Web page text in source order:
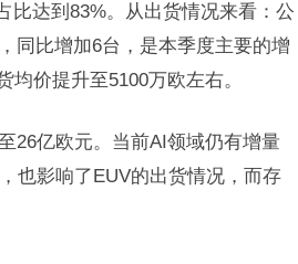
比达到83%。从出货情况来看：公
同比增加6台，是本季度主要的增
价提升至5100万欧左右。
26亿欧元。当前AI领域仍有增量
也影响了EUV的出货情况，而存